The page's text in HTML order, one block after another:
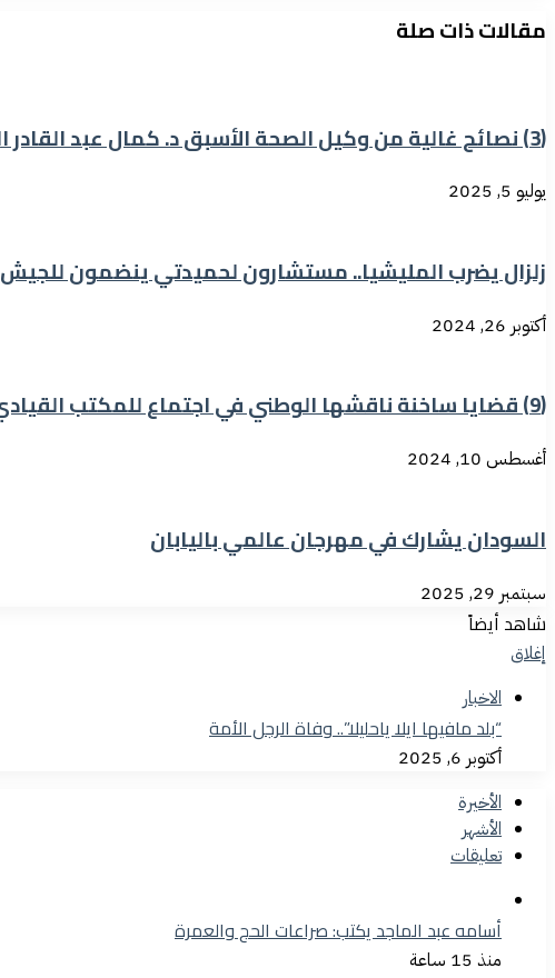
مقالات ذات صلة
(3) نصائح غالية من وكيل الصحة الأسبق د. كمال عبد القادر الى وزير الصحة د. معز العوض
يوليو 5, 2025
زلزال يضرب المليشيا.. ‏مستشارون لحميدتي ينضمون للجيش
أكتوبر 26, 2024
(9) قضايا ساخنة ناقشها الوطني في اجتماع للمكتب القيادي
أغسطس 10, 2024
السودان يشارك في مهرجان عالمي باليابان
سبتمبر 29, 2025
شاهد أيضاً
إغلاق
الاخبار
“بلد مافيها ايلا ياحليلا”.. وفاة الرجل الأمة
أكتوبر 6, 2025
الأخيرة
الأشهر
تعليقات
أسامه عبد الماجد يكتب: صراعات الحج والعمرة
منذ 15 ساعة